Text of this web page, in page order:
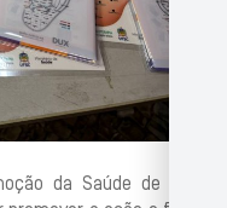
da Saúde de Nova